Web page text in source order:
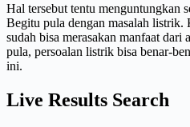
Hal tersebut tentu menguntungkan
Begitu pula dengan masalah listrik.
sudah bisa merasakan manfaat
pula, persoalan listrik bisa benar-
ini.
Live Results Search